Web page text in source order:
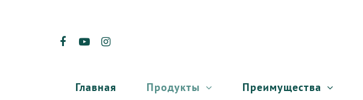
Главная Продукты Преимущества